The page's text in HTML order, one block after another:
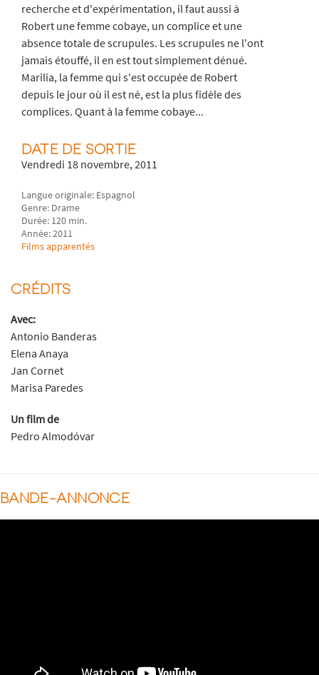
recherche et d'expérimentation, il faut aussi à
Robert une femme cobaye, un complice et une
absence totale de scrupules. Les scrupules ne l'ont
jamais étouffé, il en est tout simplement dénué.
Marilia, la femme qui s'est occupée de Robert
depuis le jour où il est né, est la plus fidèle des
complices. Quant à la femme cobaye...
DATE DE SORTIE
Vendredi 18 novembre, 2011
Langue originale: Espagnol
Genre: Drame
Durée: 120 min.
Année: 2011
Films apparentés
CRÉDITS
Avec:
Antonio Banderas
Elena Anaya
Jan Cornet
Marisa Paredes
Un film de
Pedro Almodóvar
BANDE-ANNONCE